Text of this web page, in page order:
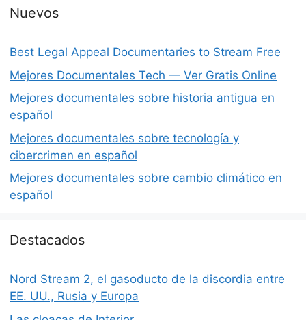
Nuevos
Best Legal Appeal Documentaries to Stream Free
Mejores Documentales Tech — Ver Gratis Online
Mejores documentales sobre historia antigua en
español
Mejores documentales sobre tecnología y
cibercrimen en español
Mejores documentales sobre cambio climático en
español
Destacados
Nord Stream 2, el gasoducto de la discordia entre
EE. UU., Rusia y Europa